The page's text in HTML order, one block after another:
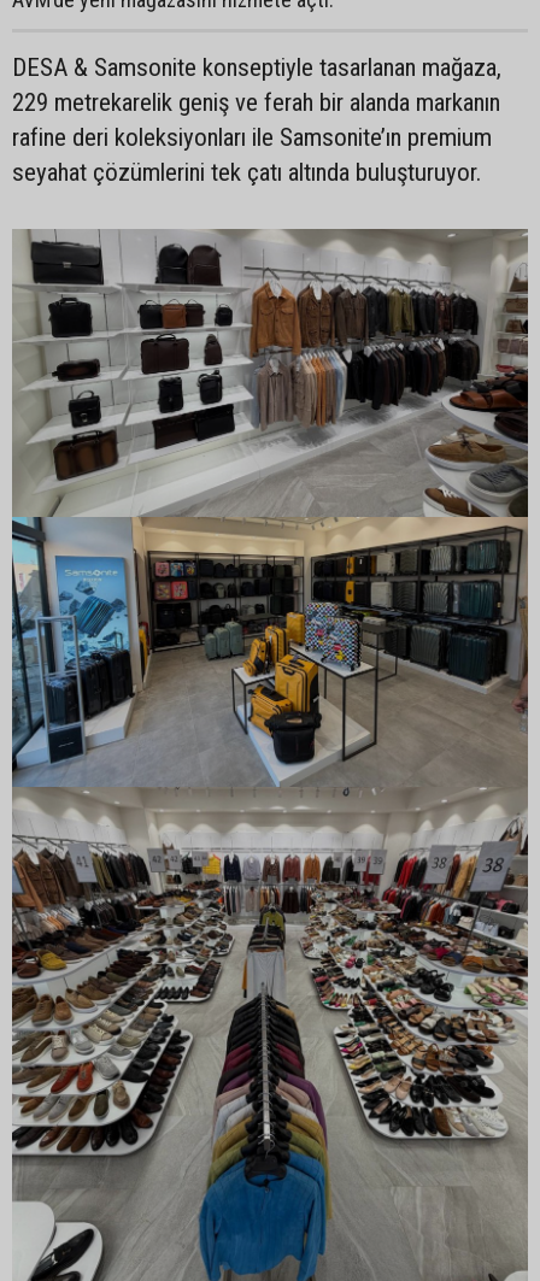
DESA & Samsonite konseptiyle tasarlanan mağaza,
229 metrekarelik geniş ve ferah bir alanda markanın
rafine deri koleksiyonları ile Samsonite’ın premium
seyahat çözümlerini tek çatı altında buluşturuyor.